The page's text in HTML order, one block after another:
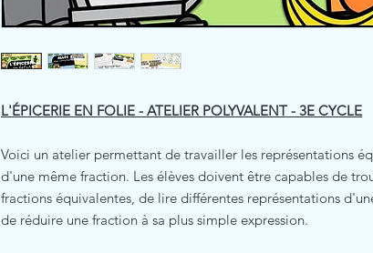
L'ÉPICERIE EN FOLIE - ATELIER POLYVALENT - 3E CYCLE
Voici un atelier permettant de travailler les représentations
d'une même fraction. Les élèves doivent être capables de
fractions équivalentes, de lire différentes représentations
de réduire une fraction à sa plus simple expression.